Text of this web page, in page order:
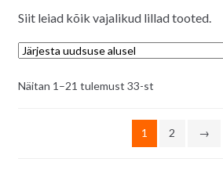
Siit leiad kõik vajalikud lillad tooted.
Näitan 1–21 tulemust 33-stSorditud
järgi
1
2 →